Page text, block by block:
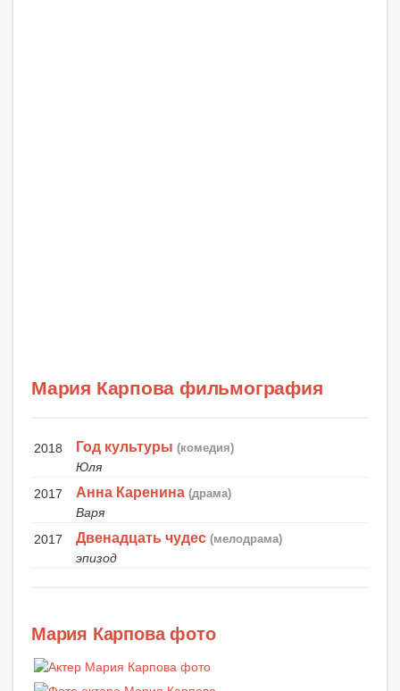
Мария Карпова фильмография
2018 Год культуры (комедия)
Юля
2017
Анна Каренина (драма)
Варя
2017
Двенадцать чудес (мелодрама)
эпизод
Мария Карпова фото